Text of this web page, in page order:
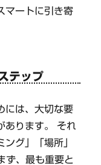
マートに引き寄
テップ
には、大切な要
あります。 それ
グ」「場所」
ず、最も重要と